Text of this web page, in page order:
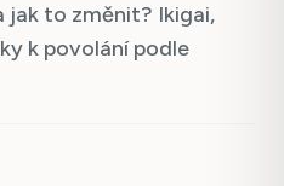
jak to změnit? Ikigai,
k povolání podle